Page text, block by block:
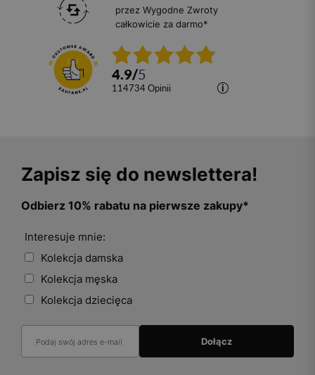
przez Wygodne Zwroty
całkowicie za darmo*
4.9/5
114734 opinii
Zapisz się do newslettera!
Odbierz 10% rabatu na pierwsze zakupy*
Interesuje mnie:
Kolekcja damska
Kolekcja męska
Kolekcja dziecięca